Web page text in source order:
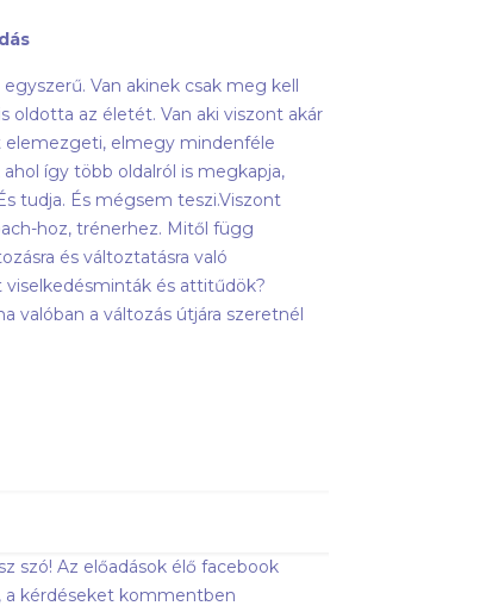
Van akinek csak meg kell
oldotta az életét. Van aki viszont akár
elmegy mindenféle
így több oldalról is megkapja,
tudja. És mégsem teszi.Viszont
hoz, trénerhez. Mitől függ
és változtatásra való
és attitűdök?
valóban a változás útjára szeretnél
szó! Az előadások élő facebook
a kérdéseket kommentben